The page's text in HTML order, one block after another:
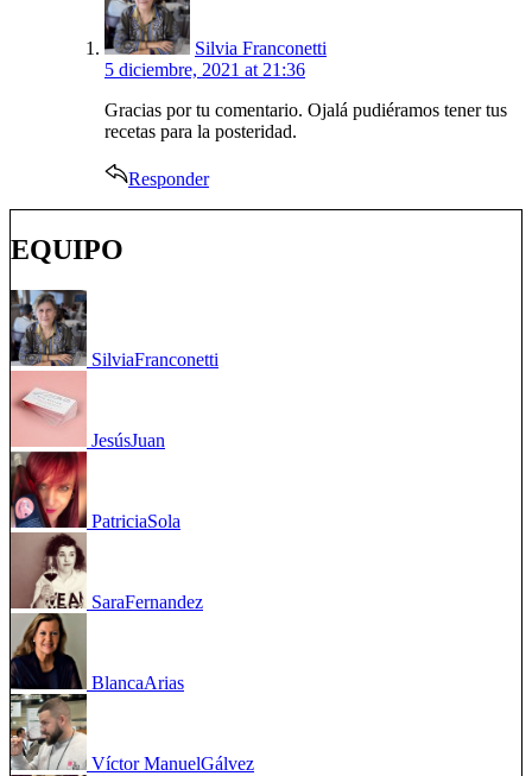
Silvia Franconetti
5 diciembre, 2021 at 21:36
Gracias por tu comentario. Ojalá pudiéramos tener tus
recetas para la posteridad.
Responder
EQUIPO
SilviaFranconetti
JesúsJuan
PatriciaSola
SaraFernandez
BlancaArias
Víctor ManuelGálvez